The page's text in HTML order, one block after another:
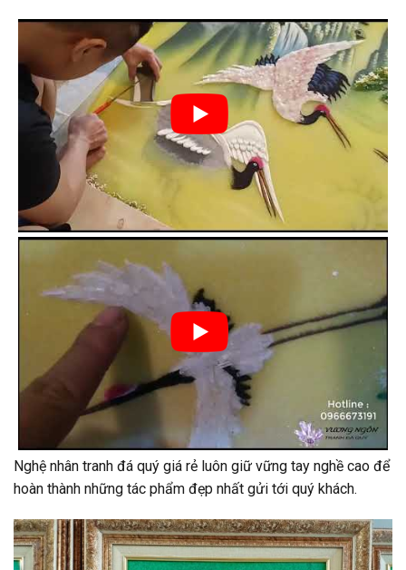
Nghệ nhân tranh đá quý giá rẻ luôn giữ vững tay nghề cao để
hoàn thành những tác phẩm đẹp nhất gửi tới quý khách.